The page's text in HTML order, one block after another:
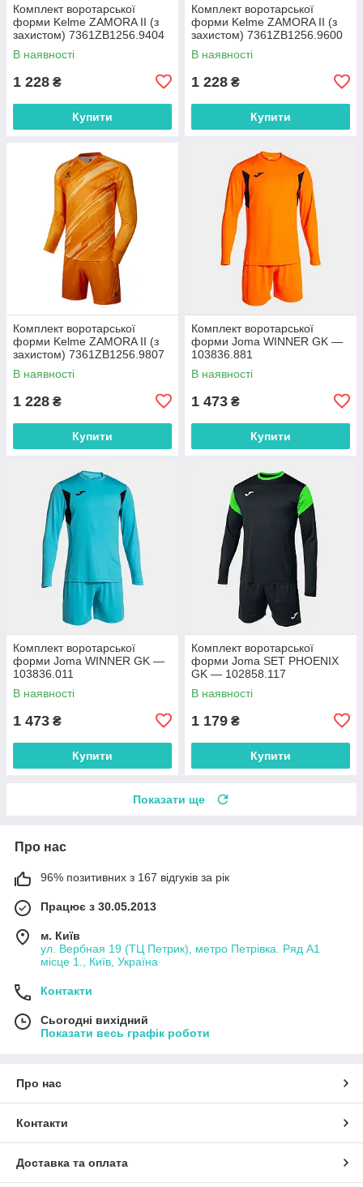
Комплект воротарської
форми Kelme ZAMORA II (з
захистом) 7361ZB1256.9404
В наявності
1 228 ₴
Купити
Комплект воротарської
форми Kelme ZAMORA II (з
захистом) 7361ZB1256.9600
В наявності
1 228 ₴
Купити
Комплект воротарської
форми Kelme ZAMORA II (з
захистом) 7361ZB1256.9807
В наявності
1 228 ₴
Купити
Комплект воротарської
форми Joma WINNER GK —
103836.881
В наявності
1 473 ₴
Купити
Комплект воротарської
форми Joma WINNER GK —
103836.011
В наявності
1 473 ₴
Купити
Комплект воротарської
форми Joma SET PHOENIX
GK — 102858.117
В наявності
1 179 ₴
Купити
Показати ще
Про нас
96% позитивних з 167 відгуків за рік
Працює з 30.05.2013
м. Київ
ул. Вербная 19 (ТЦ Петрик), метро Петрівка. Ряд А1
місце 1., Київ, Україна
Контакти
Сьогодні вихідний
Показати весь графік роботи
Про нас
Контакти
Доставка та оплата